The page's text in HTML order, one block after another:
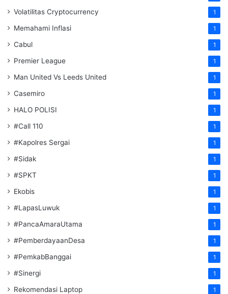
Volatilitas Cryptocurrency 1
Memahami Inflasi 1
Cabul 1
Premier League 1
Man United Vs Leeds United 1
Casemiro 1
HALO POLISI 1
#Call 110 1
#Kapolres Sergai 1
#Sidak 1
#SPKT 1
Ekobis 1
#LapasLuwuk 1
#PancaAmaraUtama 1
#PemberdayaanDesa 1
#PemkabBanggai 1
#Sinergi 1
Rekomendasi Laptop 1